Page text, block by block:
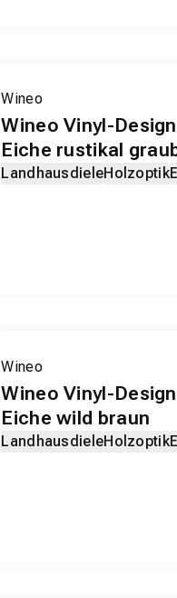
Wineo
Wineo Vinyl-
Eiche rustikal
LandhausdieleHolzoptik
Wineo
Wineo Vinyl-
Eiche wild braun
LandhausdieleHolzoptik